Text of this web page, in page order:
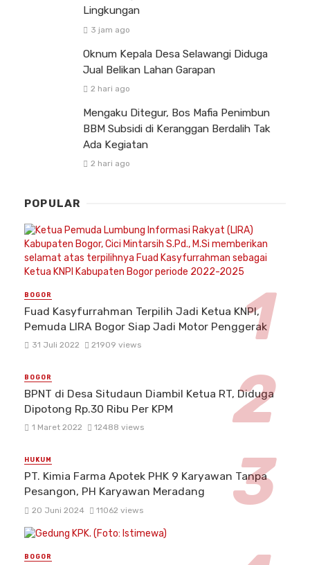
Lingkungan
3 jam ago
Oknum Kepala Desa Selawangi Diduga
Jual Belikan Lahan Garapan
2 hari ago
Mengaku Ditegur, Bos Mafia Penimbun
BBM Subsidi di Keranggan Berdalih Tak
Ada Kegiatan
2 hari ago
POPULAR
BOGOR
Fuad Kasyfurrahman Terpilih Jadi Ketua KNPI,
Pemuda LIRA Bogor Siap Jadi Motor Penggerak
31 Juli 2022 21909 views
BOGOR
BPNT di Desa Situdaun Diambil Ketua RT, Diduga
Dipotong Rp.30 Ribu Per KPM
1 Maret 2022 12488 views
HUKUM
PT. Kimia Farma Apotek PHK 9 Karyawan Tanpa
Pesangon, PH Karyawan Meradang
20 Juni 2024 11062 views
BOGOR